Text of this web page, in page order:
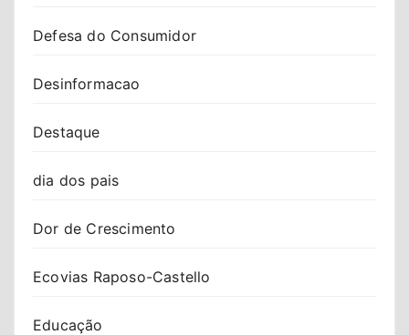
Defesa do Consumidor
Desinformacao
Destaque
dia dos pais
Dor de Crescimento
Ecovias Raposo-Castello
Educação